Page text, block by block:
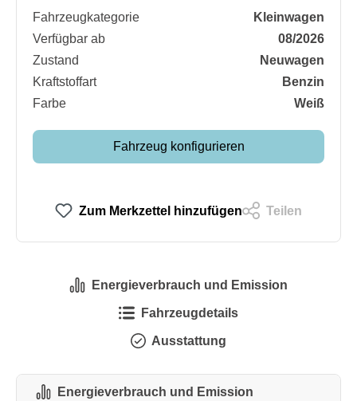
Fahrzeugkategorie
Kleinwagen
Verfügbar ab
08/2026
Zustand
Neuwagen
Kraftstoffart
Benzin
Farbe
Weiß
Fahrzeug konfigurieren
Zum Merkzettel hinzufügen Teilen
Energieverbrauch und Emission
Fahrzeugdetails
Ausstattung
Energieverbrauch und Emission